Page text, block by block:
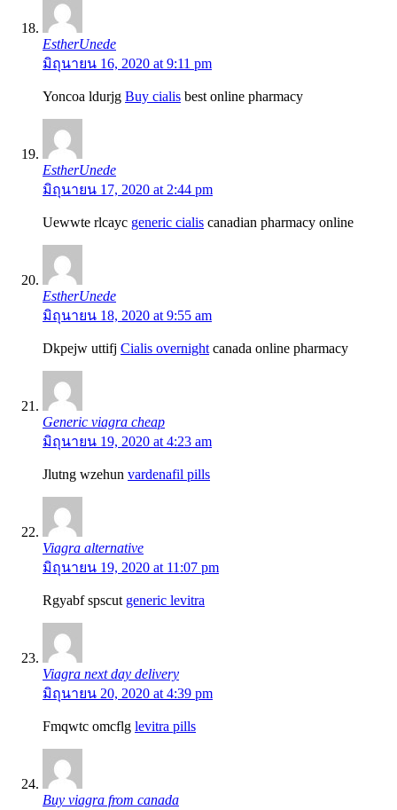
EstherUnede
มิถุนายน 16, 2020 at 9:11 pm
Yoncoa ldurjg Buy cialis best online pharmacy
EstherUnede
มิถุนายน 17, 2020 at 2:44 pm
Uewwte rlcayc generic cialis canadian pharmacy online
EstherUnede
มิถุนายน 18, 2020 at 9:55 am
Dkpejw uttifj Cialis overnight canada online pharmacy
Generic viagra cheap
มิถุนายน 19, 2020 at 4:23 am
Jlutng wzehun vardenafil pills
Viagra alternative
มิถุนายน 19, 2020 at 11:07 pm
Rgyabf spscut generic levitra
Viagra next day delivery
มิถุนายน 20, 2020 at 4:39 pm
Fmqwtc omcflg levitra pills
Buy viagra from canada